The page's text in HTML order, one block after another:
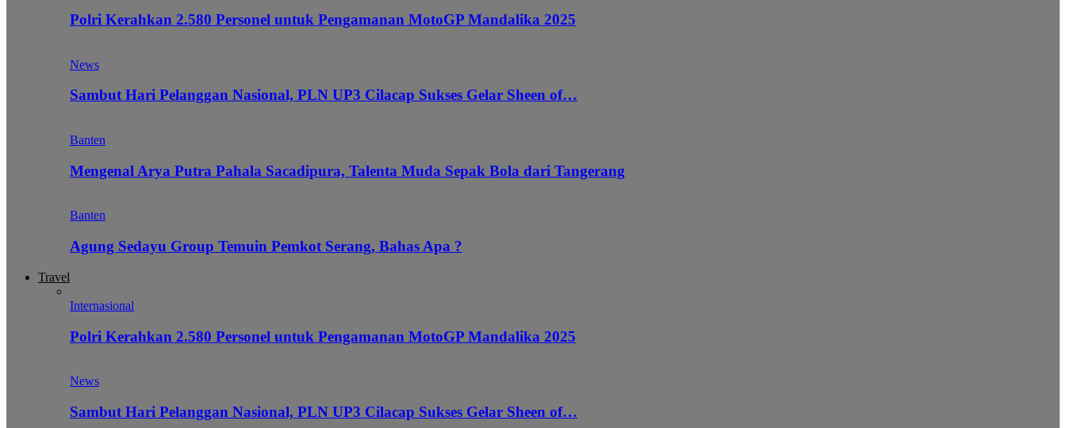
Polri Kerahkan 2.580 Personel untuk Pengamanan MotoGP Mandalika 2025
News
Sambut Hari Pelanggan Nasional, PLN UP3 Cilacap Sukses Gelar Sheen of…
Banten
Mengenal Arya Putra Pahala Sacadipura, Talenta Muda Sepak Bola dari Tangerang
Banten
Agung Sedayu Group Temuin Pemkot Serang, Bahas Apa ?
Travel
Internasional
Polri Kerahkan 2.580 Personel untuk Pengamanan MotoGP Mandalika 2025
News
Sambut Hari Pelanggan Nasional, PLN UP3 Cilacap Sukses Gelar Sheen of…